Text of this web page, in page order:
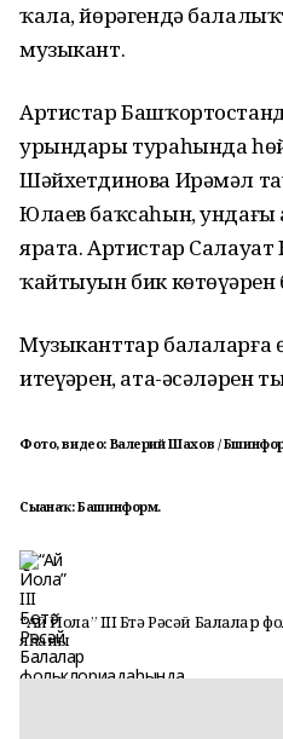
ҡала, йөрәгендә
музыкант.
Артистар
урындары тураһында
Шәйхетдинова Ирәмәл
Юлаев баҡсаһын, ундағы
ярата. Артистар
ҡайтыуын бик көтөүҙәрен
Музыканттар балаларға
итеүҙәрен, ата-әсәләрен
Фото, видео: Валерий Шахов /
Сығанаҡ: Башинформ.
“Ай Йола” III Бөтә Рәсәй
яһаны